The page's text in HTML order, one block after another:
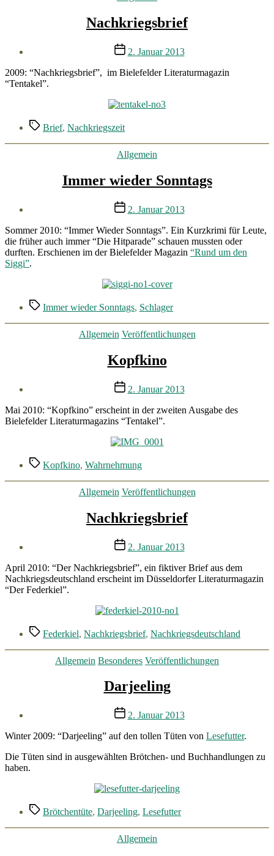
Nachkriegsbrief
Veröffentlichungsdatum
2. Januar 2013
2009: “Nachkriegsbrief”, im Bielefelder Literaturmagazin
“Tentakel”.
Schlagwörter
Brief, Nachkriegszeit
Kategorien
Allgemein
Immer wieder Sonntags
Veröffentlichungsdatum
2. Januar 2013
Sommer 2010: “Immer Wieder Sonntags”. Ein Kurzkrimi für Leute,
die früher auch immer “Die Hitparade” schauen mussten oder
durften. Erschienen im der Bielefelder Magazin “Rund um den
Siggi”.
Schlagwörter
Immer wieder Sonntags, Schlager
Kategorien
Allgemein Veröffentlichungen
Kopfkino
Veröffentlichungsdatum
2. Januar 2013
Mai 2010: “Kopfkino” erscheint in der zweiten Ausgabe des
Bielefelder Literaturmagazins “Tentakel”.
Schlagwörter
Kopfkino, Wahrnehmung
Kategorien
Allgemein Veröffentlichungen
Nachkriegsbrief
Veröffentlichungsdatum
2. Januar 2013
April 2010: “Der Nachkriegsbrief”, ein fiktiver Brief aus dem
Nachkriegsdeutschland erscheint im Düsseldorfer Literaturmagazin
“Der Federkiel”.
Schlagwörter
Federkiel, Nachkriegsbrief, Nachkriegsdeutschland
Kategorien
Allgemein Besonderes Veröffentlichungen
Darjeeling
Veröffentlichungsdatum
2. Januar 2013
Winter 2009: “Darjeeling” auf den tollen Tüten von Lesefutter.
Die Tüten sind in ausgewählten Brötchen- und Buchhandlungen zu
haben.
Schlagwörter
Brötchentüte, Darjeeling, Lesefutter
Kategorien
Allgemein